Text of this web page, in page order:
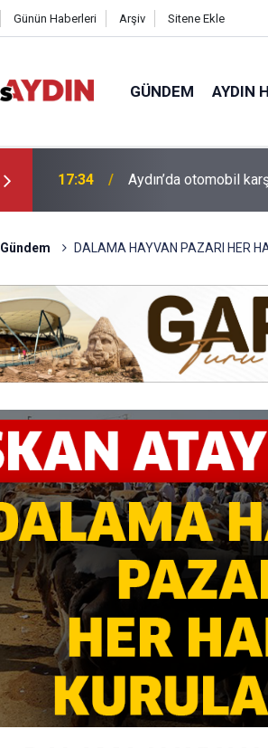
Günün Haberleri Arşiv Sitene Ekle
GÜNDEM AYDIN
16:07 Efeler'de minik
Gündem DALAMA HAYVAN PAZARI HER